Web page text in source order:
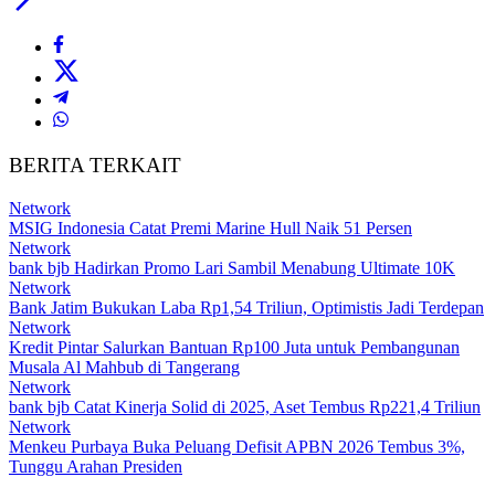
BERITA TERKAIT
Network
MSIG Indonesia Catat Premi Marine Hull Naik 51 Persen
Network
bank bjb Hadirkan Promo Lari Sambil Menabung Ultimate 10K
Network
Bank Jatim Bukukan Laba Rp1,54 Triliun, Optimistis Jadi Terdepan
Network
Kredit Pintar Salurkan Bantuan Rp100 Juta untuk Pembangunan
Musala Al Mahbub di Tangerang
Network
bank bjb Catat Kinerja Solid di 2025, Aset Tembus Rp221,4 Triliun
Network
Menkeu Purbaya Buka Peluang Defisit APBN 2026 Tembus 3%,
Tunggu Arahan Presiden